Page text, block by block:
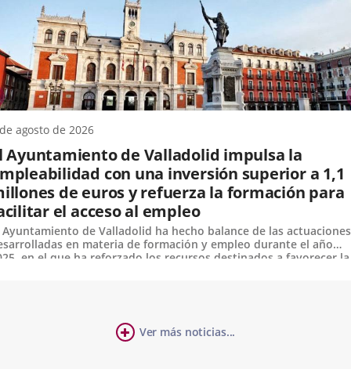
Ayuntamiento de Valladolid impulsa la
con una inversión superior a 1,1
de euros y refuerza la formación para
el acceso al empleo
Ayuntamiento de Valladolid ha hecho balance de las actuaciones
en materia de formación y empleo durante el año
en el que ha reforzado los recursos destinados a favorecer la
agosto de 2026
Ver más noticias...